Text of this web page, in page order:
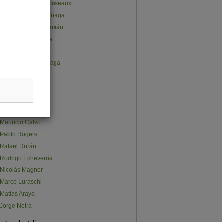
Juan Pablo Subercaseaux
José Gabriel Undurraga
Ana Lucía Cusihuamán
Claudio Salvatierra
Constanza Olalquiaga
Mauricio Calvo
Pablo Rogers
Rafael Durán
Rodrigo Echeverría
Nicolás Magner
Marco Luraschi
Matías Araya
Jorge Neira